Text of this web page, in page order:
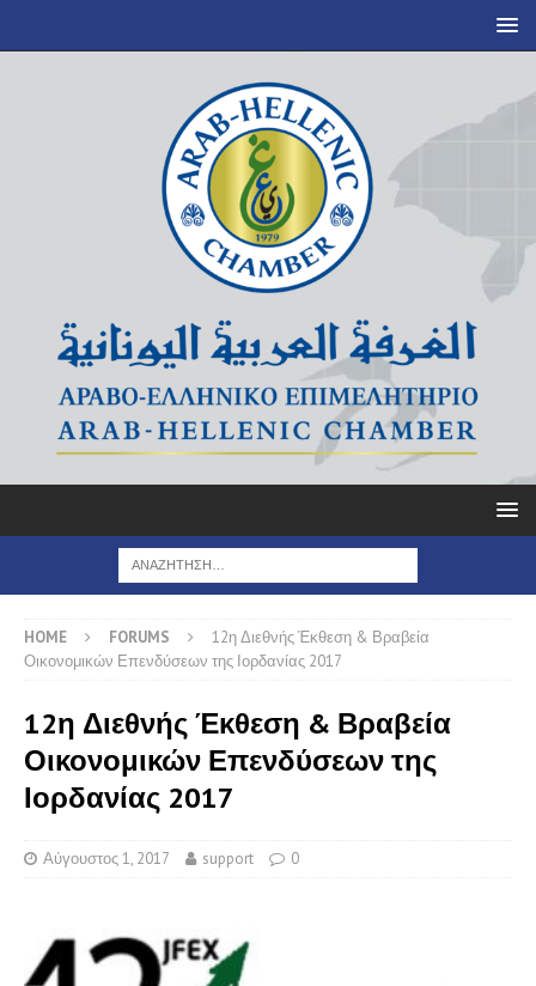
HOME FORUMS
12η Διεθνής Έκθεση & Βραβεία
Οικονομικών Επενδύσεων της Ιορδανίας 2017
12η Διεθνής Έκθεση & Βραβεία
Οικονομικών Επενδύσεων της
Ιορδανίας 2017
Αύγουστος 1, 2017 support 0